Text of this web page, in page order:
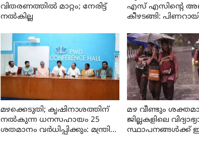
വിതരണത്തില്‍ മാറ്റം; നേരിട്ട്
നല്‍കില്ല
എസ് എസിന്റെ
കീഴടങ്ങി:
മഴക്കെടുതി; കൃഷിനാശത്തിന്
നല്‍കുന്ന ധനസഹായം 25
ശതമാനം വര്‍ധിപ്പിക്കും: മന്ത്രി
മഴ വീണ്ടും
ജില്ലകളിലെ
സ്ഥാപനങ്ങള്‍ക്ക്